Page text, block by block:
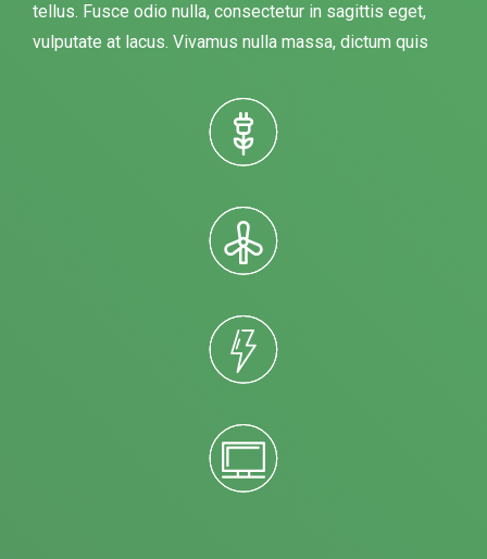
tellus. Fusce odio nulla, consectetur in sagittis eget,
vulputate at lacus. Vivamus nulla massa, dictum quis